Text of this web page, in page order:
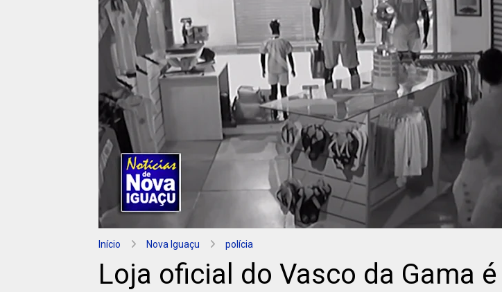
Início Nova Iguaçu polícia
Loja oficial do Vasco da Gama é